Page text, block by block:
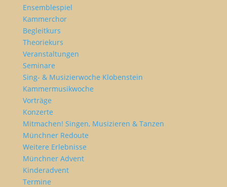
Ensemblespiel
Kammerchor
Begleitkurs
Theoriekurs
Veranstaltungen
Seminare
Sing- & Musizierwoche Klobenstein
Kammermusikwoche
Vorträge
Konzerte
Mitmachen! Singen, Musizieren & Tanzen
Münchner Redoute
Weitere Erlebnisse
Münchner Advent
Kinderadvent
Termine